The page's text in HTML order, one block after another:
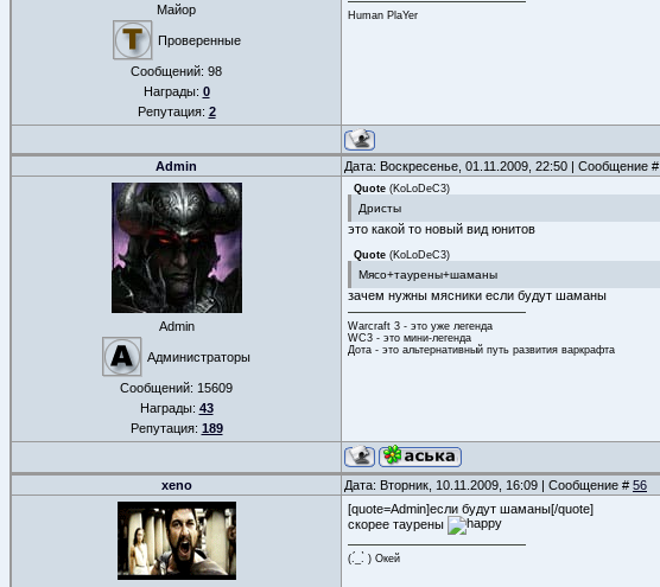
Майор
Проверенные
Сообщений: 98
Награды: 0
Репутация: 2
Human PlaYer
Admin Дата: Воскресенье, 01.11.2009, 22:50 | Сообщение #
Admin
Администраторы
Сообщений: 15609
Награды: 43
Репутация: 189
Quote (KoLoDeC3)
Дристы
это какой то новый вид юнитов
Quote (KoLoDeC3)
Мясо+таурены+шаманы
зачем нужны мясники если будут шаманы
Warcraft 3 - это уже легенда
WC3 - это мини-легенда
Дота - это альтернативный путь развития варкрафта
xeno Дата: Вторник, 10.11.2009, 16:09 | Сообщение # 56
[quote=Admin]если будут шаманы[/quote]
скорее таурены
(.́_.̀ ) Окей